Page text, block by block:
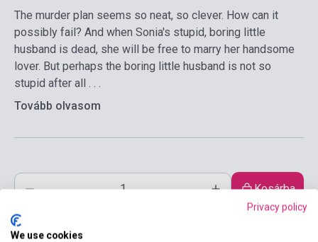
The murder plan seems so neat, so clever. How can it
possibly fail? And when Sonia's stupid, boring little
husband is dead, she will be free to marry her handsome
lover. But perhaps the boring little husband is not so
stupid after all . . .
Tovább olvasom
Kosárba
Privacy policy
We use cookies